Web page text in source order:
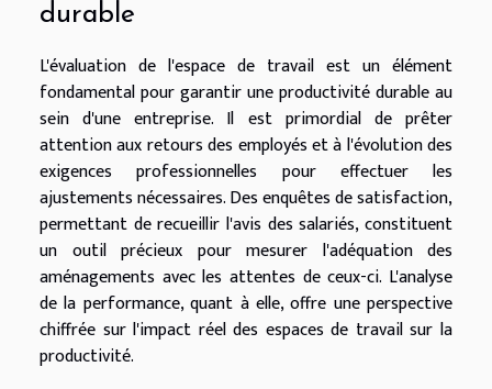
durable
L'évaluation de l'espace de travail est un élément
fondamental pour garantir une productivité durable au
sein d'une entreprise. Il est primordial de prêter
attention aux retours des employés et à l'évolution des
exigences professionnelles pour effectuer les
ajustements nécessaires. Des enquêtes de satisfaction,
permettant de recueillir l'avis des salariés, constituent
un outil précieux pour mesurer l'adéquation des
aménagements avec les attentes de ceux-ci. L'analyse
de la performance, quant à elle, offre une perspective
chiffrée sur l'impact réel des espaces de travail sur la
productivité.